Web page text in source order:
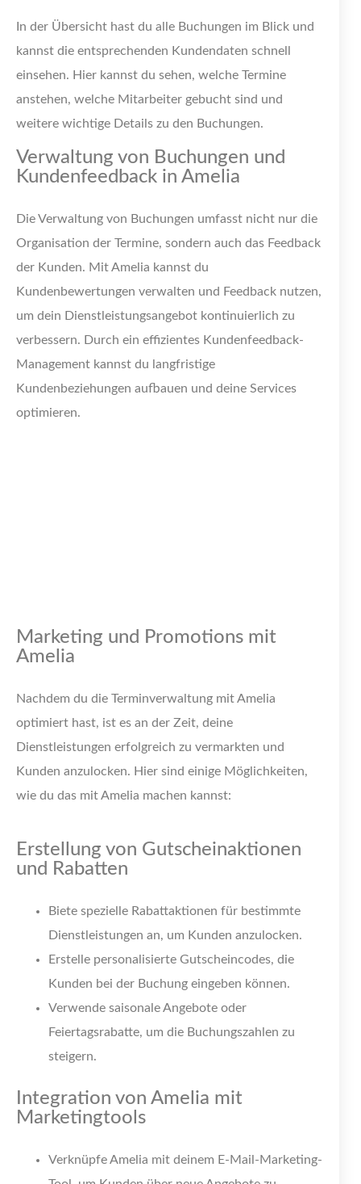
In der Übersicht hast du alle Buchungen im Blick und
kannst die entsprechenden Kundendaten schnell
einsehen. Hier kannst du sehen, welche Termine
anstehen, welche Mitarbeiter gebucht sind und
weitere wichtige Details zu den Buchungen.
Verwaltung von Buchungen und
Kundenfeedback in Amelia
Die Verwaltung von Buchungen umfasst nicht nur die
Organisation der Termine, sondern auch das Feedback
der Kunden. Mit Amelia kannst du
Kundenbewertungen verwalten und Feedback nutzen,
um dein Dienstleistungsangebot kontinuierlich zu
verbessern. Durch ein effizientes Kundenfeedback-
Management kannst du langfristige
Kundenbeziehungen aufbauen und deine Services
optimieren.
Marketing und Promotions mit
Amelia
Nachdem du die Terminverwaltung mit Amelia
optimiert hast, ist es an der Zeit, deine
Dienstleistungen erfolgreich zu vermarkten und
Kunden anzulocken. Hier sind einige Möglichkeiten,
wie du das mit Amelia machen kannst:
Erstellung von Gutscheinaktionen
und Rabatten
Biete spezielle Rabattaktionen für bestimmte
Dienstleistungen an, um Kunden anzulocken.
Erstelle personalisierte Gutscheincodes, die
Kunden bei der Buchung eingeben können.
Verwende saisonale Angebote oder
Feiertagsrabatte, um die Buchungszahlen zu
steigern.
Integration von Amelia mit
Marketingtools
Verknüpfe Amelia mit deinem E-Mail-Marketing-